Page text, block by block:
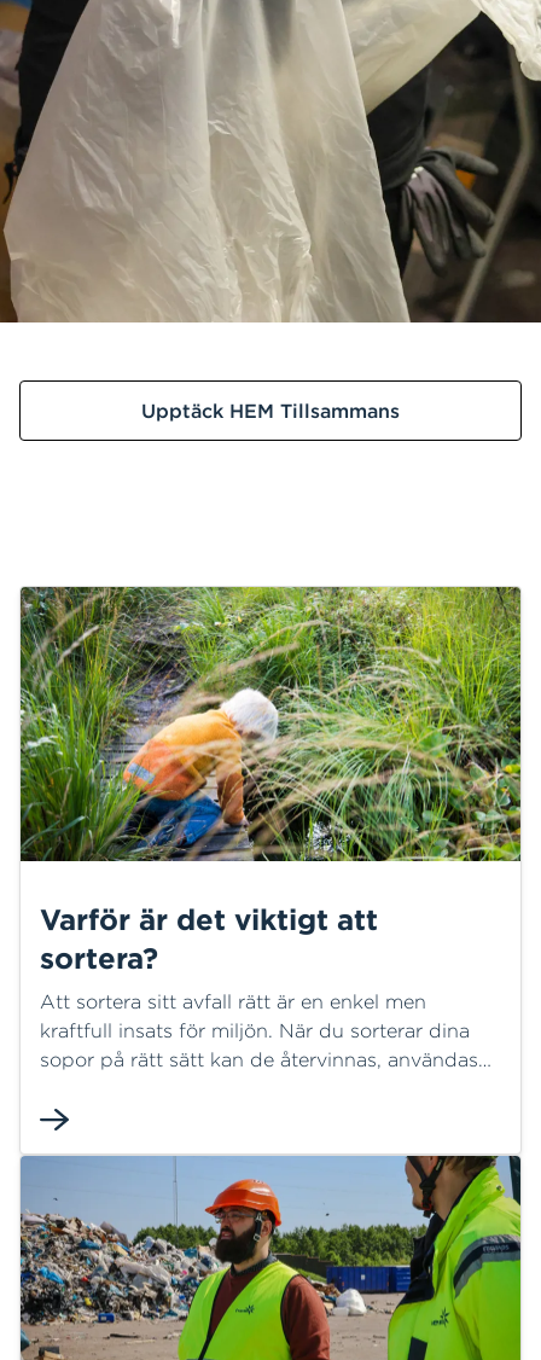
Upptäck HEM Tillsammans
Varför är det viktigt att
sortera?
Att sortera sitt avfall rätt är en enkel men
kraftfull insats för miljön. När du sorterar dina
sopor på rätt sätt kan de återvinnas, användas
både i Halmstad och globalt.